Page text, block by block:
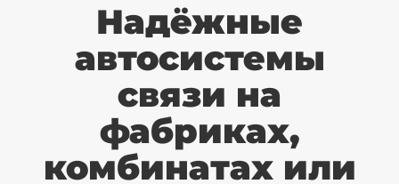
Надёжные
автосистемы
связи на
фабриках,
комбинатах или